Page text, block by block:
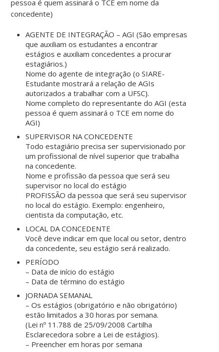
pessoa é quem assinará o TCE em nome da
concedente)
AGENTE DE INTEGRAÇÃO – AGI (São empresas
que auxiliam os estudantes a encontrar
estágios e auxiliam concedentes a procurar
estagiários.)
Nome do agente de integração (o SIARE-
Estudante mostrará a relação de AGIs
autorizados a trabalhar com a UFSC).
Nome completo do representante do AGI (esta
pessoa é quem assinará o TCE em nome do
AGI)
SUPERVISOR NA CONCEDENTE
Todo estagiário precisa ser supervisionado por
um profissional de nível superior que trabalha
na concedente.
Nome e profissão da pessoa que será seu
supervisor no local do estágio
PROFISSÃO da pessoa que será seu supervisor
no local do estágio. Exemplo: engenheiro,
cientista da computação, etc.
LOCAL DA CONCEDENTE
Você deve indicar em que local ou setor, dentro
da concedente, seu estágio será realizado.
PERÍODO
– Data de início do estágio
– Data de término do estágio
JORNADA SEMANAL
– Os estágios (obrigatório e não obrigatório)
estão limitados a 30 horas por semana.
(Lei nº 11.788 de 25/09/2008 Cartilha
Esclarecedora sobre a Lei de estágios).
– Preencher em horas por semana